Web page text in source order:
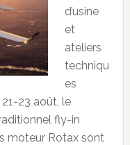
d’usine
et
ateliers
techniqu
es
23 août, le
fly-in
moteur Rotax sont